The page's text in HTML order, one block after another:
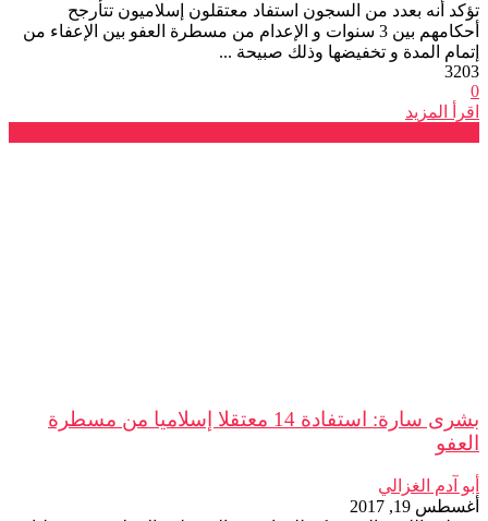
تؤكد أنه بعدد من السجون استفاد معتقلون إسلاميون تتأرجح
أحكامهم بين 3 سنوات و الإعدام من مسطرة العفو بين الإعفاء من
إتمام المدة و تخفيضها وذلك صبيحة ...
3203
0
اقرأ المزيد
بشرى سارة: استفادة 14 معتقلا إسلاميا من مسطرة
العفو
أبو آدم الغزالي
أغسطس 19, 2017